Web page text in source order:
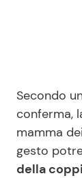
Redazione
Contattaci
Privacy
Secondo
conferma,
mamma
gesto
della